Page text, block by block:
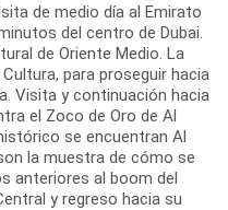
de medio día al Emirato
del centro de Dubai.
de Oriente Medio. La
para proseguir hacia
Visita y continuación hacia
el Zoco de Oro de Al
se encuentran Al
la muestra de cómo se
anteriores al boom del
y regreso hacia su